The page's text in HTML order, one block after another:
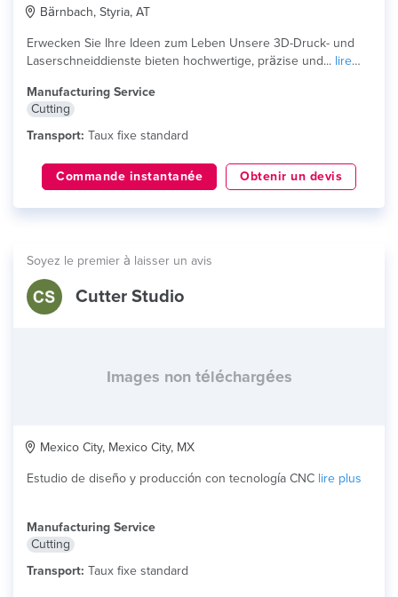
Bärnbach, Styria, AT
Erwecken Sie Ihre Ideen zum Leben Unsere 3D-Druck- und
Laserschneiddienste bieten hochwertige, präzise und... lire
Manufacturing Service
Cutting
Transport: Taux fixe standard
Commande instantanée Obtenir un devis
Soyez le premier à laisser un avis
Cutter Studio
Images non téléchargées
Mexico City, Mexico City, MX
Estudio de diseño y producción con tecnología CNC lire plus
Manufacturing Service
Cutting
Transport: Taux fixe standard